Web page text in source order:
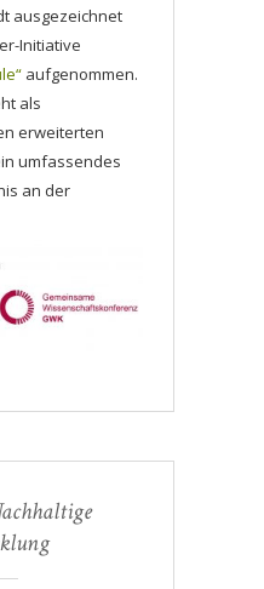
ausgezeichnet
Initiative
aufgenommen.
als
erweiterten
umfassendes
an der